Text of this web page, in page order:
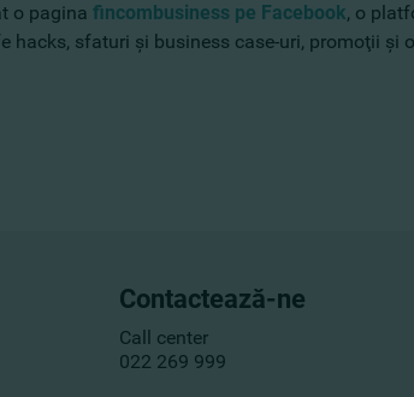
o pagina fincombusiness pe Facebook, o
sfaturi şi business case-uri, promoţii şi
Contactează-ne
Call center
022 269 999